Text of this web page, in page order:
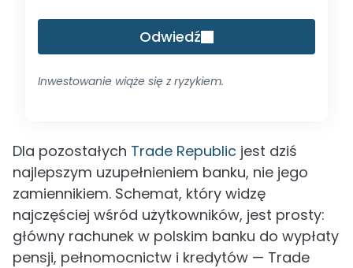
Odwiedź
Inwestowanie wiąże się z ryzykiem.
Dla pozostałych Trade Republic jest dziś
najlepszym uzupełnieniem banku, nie jego
zamiennikiem. Schemat, który widzę
najczęściej wśród użytkowników, jest prosty:
główny rachunek w polskim banku do wypłaty
pensji, pełnomocnictw i kredytów — Trade